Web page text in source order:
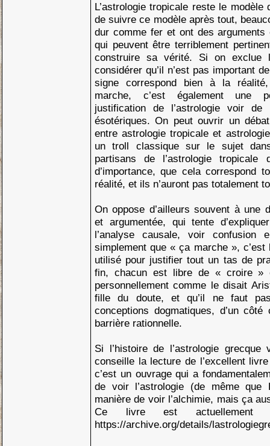
L’astrologie tropicale reste le modèle
de suivre ce modèle après tout,
dur comme fer et ont des
qui peuvent être terriblement
construire sa vérité. Si on exclue
considérer qu’il n’est pas important
signe correspond bien à la
marche, c’est également une
justification de l’astrologie voir de
ésotériques. On peut ouvrir un
entre astrologie tropicale et
un troll classique sur le sujet
partisans de l’astrologie
d’importance, que cela correspond
réalité, et ils n’auront pas totalement
On oppose d’ailleurs souvent à une
et argumentée, qui tente
l’analyse causale, voir confusion
simplement que « ça marche », c’est
utilisé pour justifier tout un tas de
fin, chacun est libre de « croire »
personnellement comme le disait
fille du doute, et qu’il ne faut
conceptions dogmatiques, d’un
barrière rationnelle.
Si l’histoire de l’astrologie
conseille la lecture de l’excellent
c’est un ouvrage qui a
de voir l’astrologie (de même que
manière de voir l’alchimie, mais ça
Ce livre est
https://archive.org/details/